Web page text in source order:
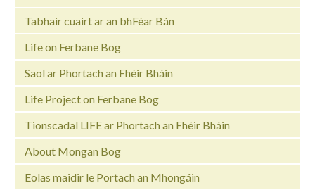
Tabhair cuairt ar an bhFéar Bán
Life on Ferbane Bog
Saol ar Phortach an Fhéir Bháin
Life Project on Ferbane Bog
Tionscadal LIFE ar Phortach an Fhéir Bháin
About Mongan Bog
Eolas maidir le Portach an Mhongáin